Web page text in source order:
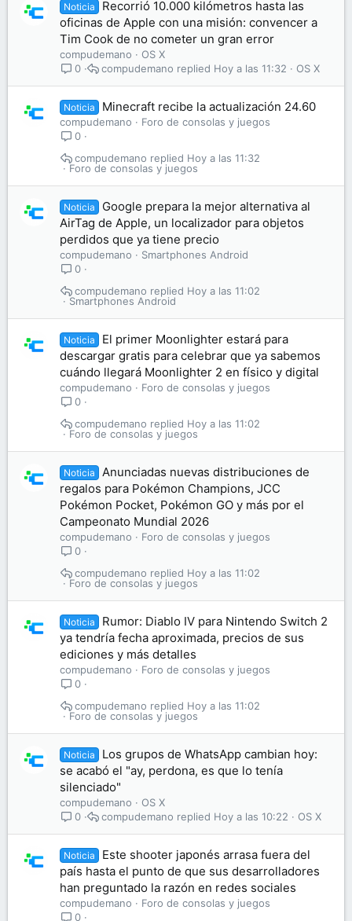
Noticia
Recorrió 10.000 kilómetros hasta las
oficinas de Apple con una misión: convencer a
Tim Cook de no cometer un gran error
compudemano
OS X
0
OS X
Hoy a las 11:32
compudemano
Noticia Minecraft recibe la actualización 24.60
compudemano
Foro de consolas y juegos
0
Foro de consolas y juegos
Hoy a las 11:32
compudemano
Noticia
Google prepara la mejor alternativa al
AirTag de Apple, un localizador para objetos
perdidos que ya tiene precio
compudemano
Smartphones Android
0
Smartphones Android
Hoy a las 11:02
compudemano
Noticia
El primer Moonlighter estará para
descargar gratis para celebrar que ya sabemos
cuándo llegará Moonlighter 2 en físico y digital
compudemano
Foro de consolas y juegos
0
Foro de consolas y juegos
Hoy a las 11:02
compudemano
Noticia
Anunciadas nuevas distribuciones de
regalos para Pokémon Champions, JCC
Pokémon Pocket, Pokémon GO y más por el
Campeonato Mundial 2026
compudemano
Foro de consolas y juegos
0
Foro de consolas y juegos
Hoy a las 11:02
compudemano
Noticia
Rumor: Diablo IV para Nintendo Switch 2
ya tendría fecha aproximada, precios de sus
ediciones y más detalles
compudemano
Foro de consolas y juegos
0
Foro de consolas y juegos
Hoy a las 11:02
compudemano
Noticia
Los grupos de WhatsApp cambian hoy:
se acabó el "ay, perdona, es que lo tenía
silenciado"
compudemano
OS X
0
OS X
Hoy a las 10:22
compudemano
Noticia
Este shooter japonés arrasa fuera del
país hasta el punto de que sus desarrolladores
han preguntado la razón en redes sociales
compudemano
Foro de consolas y juegos
0